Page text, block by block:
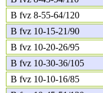
B fvz 8-55-64/120
B fvz 10-15-21/90
B fvz 10-20-26/95
B fvz 10-30-36/105
B fvz 10-10-16/85